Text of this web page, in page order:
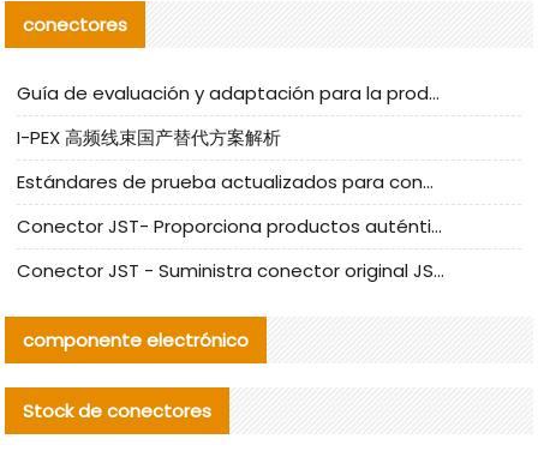
conectores
Guía de evaluación y adaptación para la producción en serie de componentes de cables nacionales para CNC Tech
I-PEX 高频线束国产替代方案解析
Estándares de prueba actualizados para conectores nacionales bajo la referencia de CLIFF
Conector JST- Proporciona productos auténticos y alternativos del conector JST NSHR-02V-S
Conector JST - Suministra conector original JST GHR-09V-S | productos alternativos
componente electrónico
Stock de conectores